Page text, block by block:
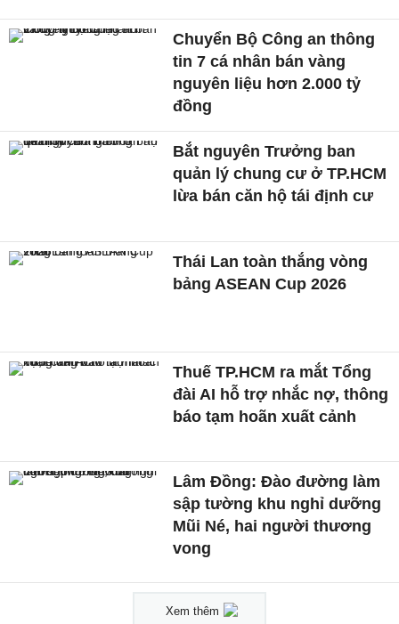
Chuyển Bộ Công an thông
tin 7 cá nhân bán vàng
nguyên liệu hơn 2.000 tỷ
đồng
Bắt nguyên Trưởng ban
quản lý chung cư ở TP.HCM
lừa bán căn hộ tái định cư
Thái Lan toàn thắng vòng
bảng ASEAN Cup 2026
Thuế TP.HCM ra mắt Tổng
đài AI hỗ trợ nhắc nợ, thông
báo tạm hoãn xuất cảnh
Lâm Đồng: Đào đường làm
sập tường khu nghỉ dưỡng
Mũi Né, hai người thương
vong
Xem thêm